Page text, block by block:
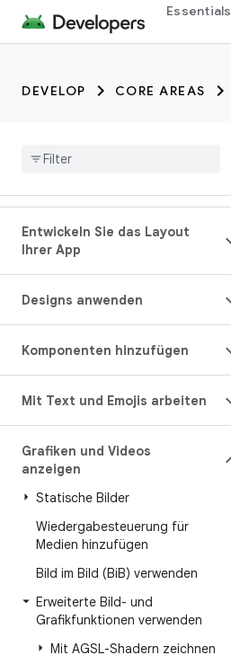
Essentials
DEVELOP CORE AREAS
Entwickeln Sie das Layout
Ihrer App
Designs anwenden
Komponenten hinzufügen
Mit Text und Emojis arbeiten
Grafiken und Videos
anzeigen
Statische Bilder
Wiedergabesteuerung für
Medien hinzufügen
Bild im Bild (BiB) verwenden
Erweiterte Bild- und
Grafikfunktionen verwenden
Mit AGSL-Shadern zeichnen